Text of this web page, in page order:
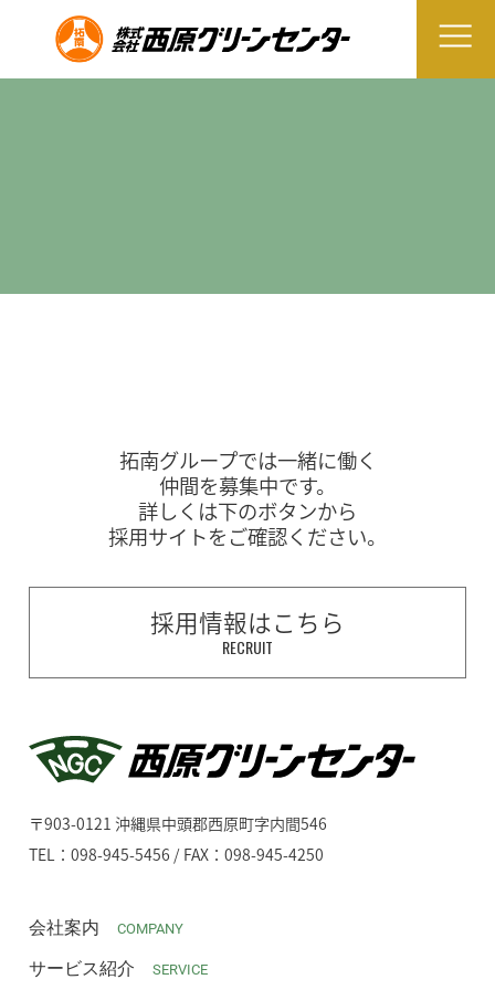
拓南グループでは一緒に働く
仲間を募集中です。
詳しくは下のボタンから
採用サイトをご確認ください。
採用情報はこちら
RECRUIT
〒903-0121 沖縄県中頭郡西原町字内間546
TEL：098-945-5456 / FAX：098-945-4250
会社案内 COMPANY
サービス紹介 SERVICE